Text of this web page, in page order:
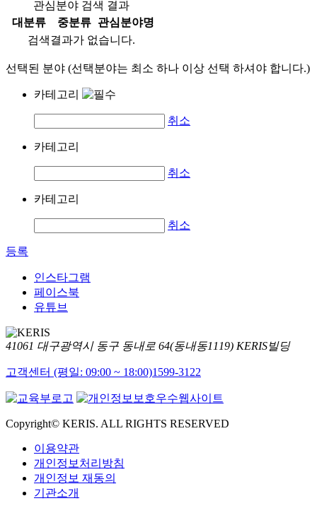
관심분야 검색 결과
대분류
중분류
관심분야명
검색결과가 없습니다.
선택된 분야 (선택분야는 최소 하나 이상 선택 하셔야 합니다.)
카테고리
취소
카테고리
취소
카테고리
취소
등록
인스타그램
페이스북
유튜브
41061 대구광역시 동구 동내로 64(동내동1119) KERIS빌딩
고객센터 (평일: 09:00 ~ 18:00)1599-3122
Copyright© KERIS. ALL RIGHTS RESERVED
이용약관
개인정보처리방침
개인정보 재동의
기관소개